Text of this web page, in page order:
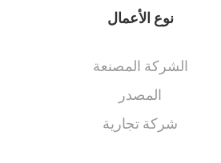
نوع الأعمال
الشركة المصنعة
المصدر
شركة تجارية